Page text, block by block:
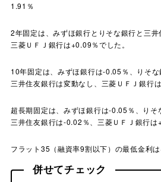
1.91％
2年固定は、みずほ銀行とりそな銀行と三井
三菱ＵＦＪ銀行は+0.09％でした。
10年固定は、みずほ銀行は-0.05％、りそな
三井住友銀行は変動なし、三菱ＵＦＪ銀行
超長期固定は、みずほ銀行は-0.05％、りそ
三井住友銀行は-0.02％、三菱ＵＦＪ銀行は
フラット35（融資率9割以下）の最低金利
併せてチェック